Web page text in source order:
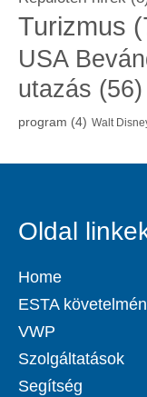
Turizmus
USA
utazás (56)
program (4) Walt
Oldal
Home
ESTA
VWP
Szolgáltatások
Segítség